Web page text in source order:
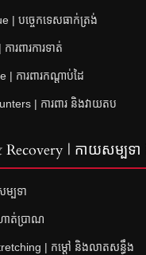
| បច្ចេកទេសធាក់ត្រង់
រពារការទាត់
ការពារកណ្តាប់ដៃ
| ការពារ និងវាយតប
Recovery | កាយសម្បទា
បទា
ាត់ប្រាណ
| កម្តៅ និងលាតសន្ធឹង